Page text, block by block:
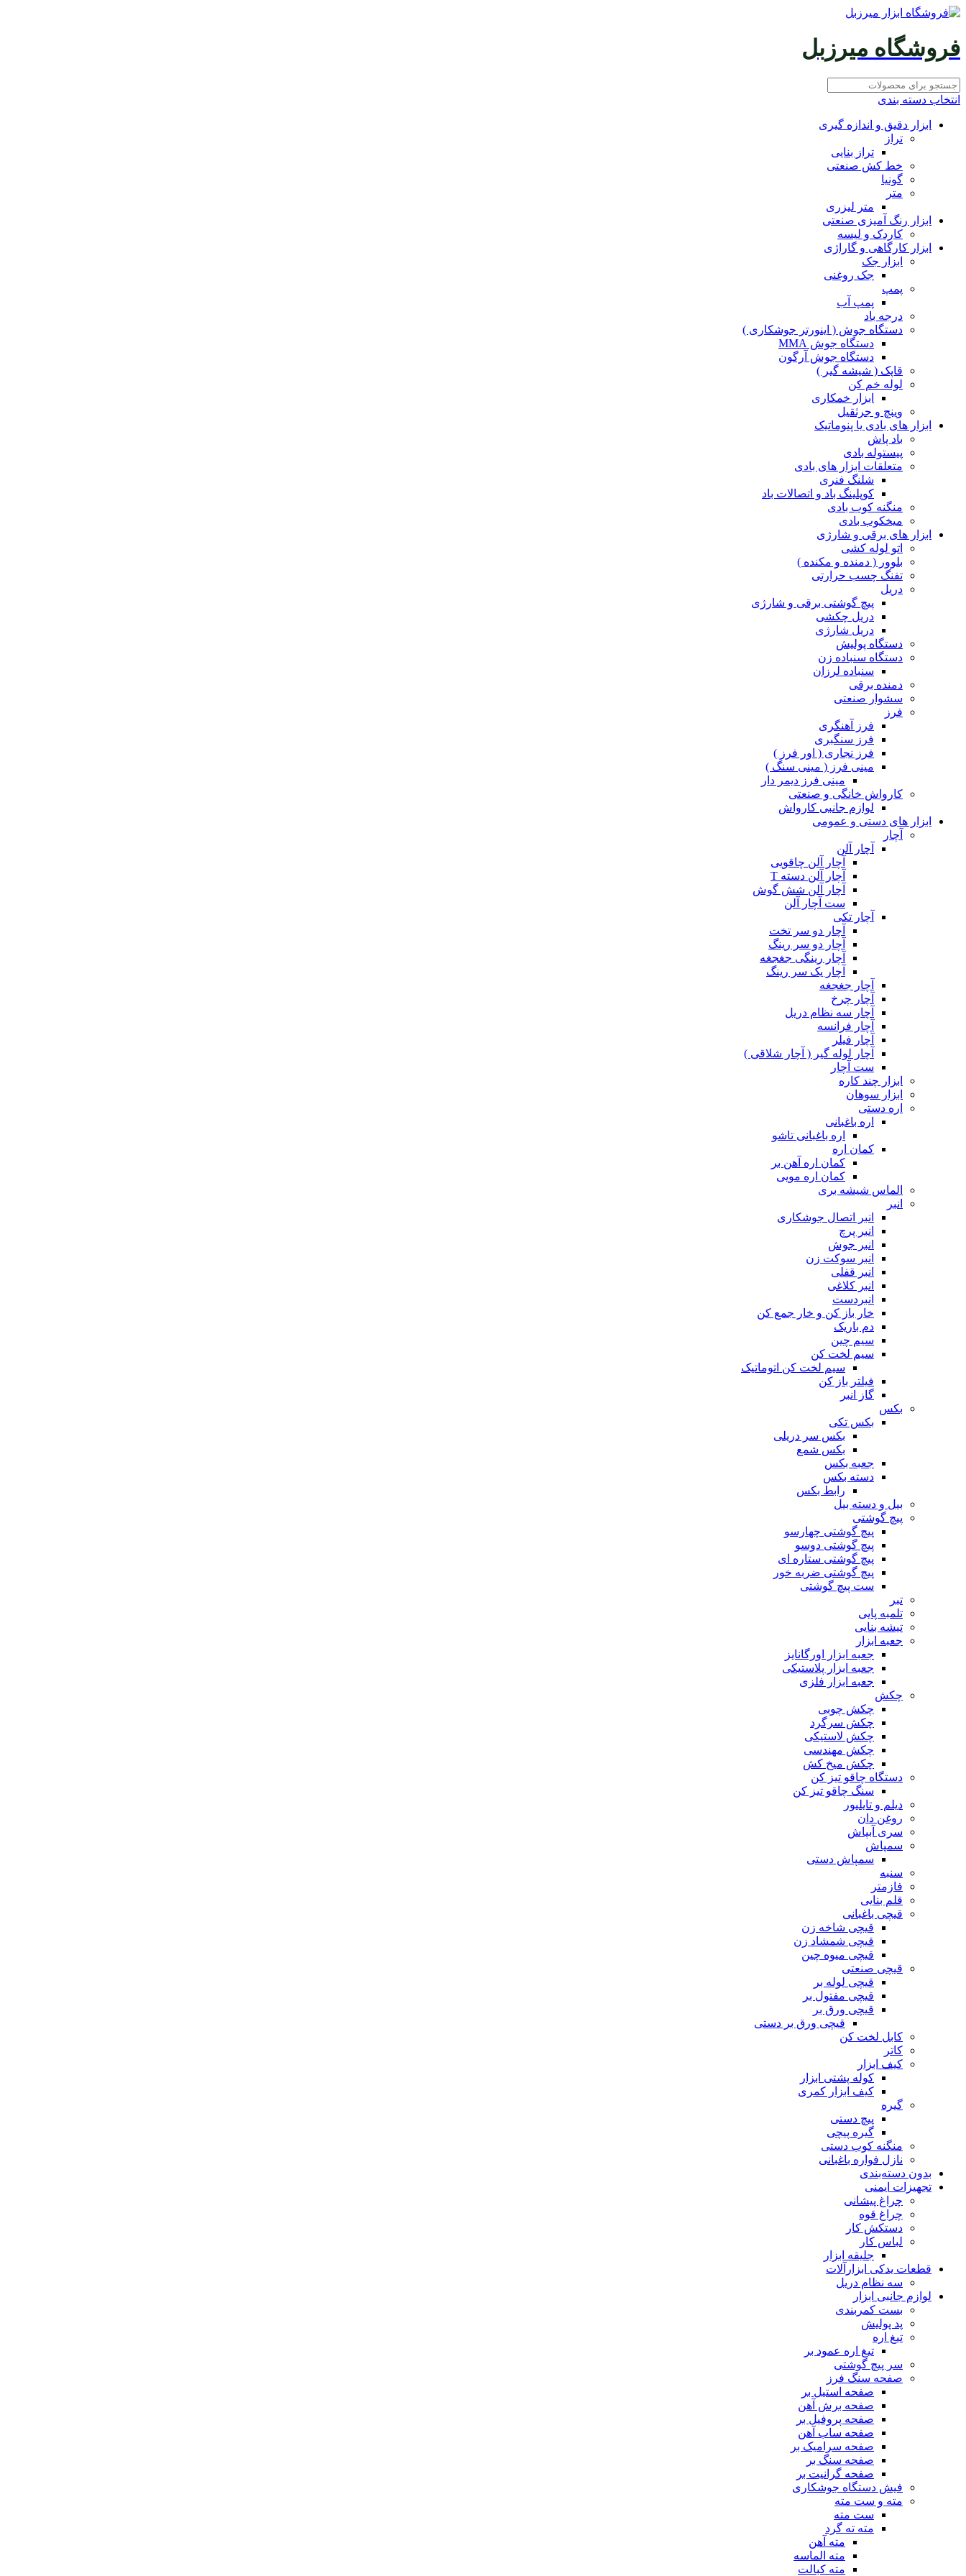
فروشگاه میرزبل
انتخاب دسته بندی
ابزار دقیق و اندازه گیری
تراز
تراز بنایی
خط کش صنعتی
گونیا
متر
متر لیزری
ابزار رنگ آمیزی صنعتی
کاردک و لیسه
ابزار کارگاهی و گاراژی
ابزار جک
جک روغنی
پمپ
پمپ آب
درجه باد
دستگاه جوش ( اینورتر جوشکاری )
دستگاه جوش MMA
دستگاه جوش آرگون
قاپک ( شیشه گیر )
لوله خم کن
ابزار خمکاری
وینچ و جرثقیل
ابزار های بادی یا پنوماتیک
باد پاش
پیستوله بادی
متعلقات ابزار های بادی
شلنگ فنری
کوپلینگ باد و اتصالات باد
منگنه کوب بادی
میخکوب بادی
ابزار های برقی و شارژی
اتو لوله کشی
بلوور ( دمنده و مکنده )
تفنگ چسب حرارتی
دریل
پیچ گوشتی برقی و شارژی
دریل چکشی
دریل شارژی
دستگاه پولیش
دستگاه سنباده زن
سنباده لرزان
دمنده برقی
سشوار صنعتی
فرز
فرز آهنگری
فرز سنگبری
فرز نجاری ( اور فرز )
مینی فرز ( مینی سنگ )
مینی فرز دیمر دار
کارواش خانگی و صنعتی
لوازم جانبی کارواش
ابزار های دستی و عمومی
آچار
آچار آلن
آچار آلن چاقویی
آچار آلن دسته T
آچار آلن شش گوش
ست آچار آلن
آچار تکی
آچار دو سر تخت
آچار دو سر رینگ
آچار رینگی جغجغه
آچار یک سر رینگ
آچار جغجغه
آچار چرخ
آچار سه نظام دریل
آچار فرانسه
آچار فیلر
آچار لوله گیر ( آچار شلاقی )
ست آچار
ابزار چند کاره
ابزار سوهان
اره دستی
اره باغبانی
اره باغبانی تاشو
کمان اره
کمان اره آهن بر
کمان اره مویی
الماس شیشه بری
انبر
انبر اتصال جوشکاری
انبر پرچ
انبر جوش
انبر سوکت زن
انبر قفلی
انبر کلاغی
انبردست
خار باز کن و خار جمع کن
دم باریک
سیم چین
سیم لخت کن
سیم لخت کن اتوماتیک
فیلتر باز کن
گاز انبر
بکس
بکس تکی
بکس سر دریلی
بکس شمع
جعبه بکس
دسته بکس
رابط بکس
بیل و دسته بیل
پیچ گوشتی
پیچ گوشتی چهارسو
پیچ گوشتی دوسو
پیچ گوشتی ستاره‌ ای
پیچ گوشتی ضربه خور
ست پیچ گوشتی
تبر
تلمبه پایی
تیشه بنایی
جعبه ابزار
جعبه ابزار اورگانایز
جعبه ابزار پلاستیکی
جعبه ابزار فلزی
چکش
چکش چوبی
چکش سرگرد
چکش لاستیکی
چکش مهندسی
چکش میخ کش
دستگاه چاقو تیز کن
سنگ چاقو تیز کن
دیلم و تایلیور
روغن دان
سری آبپاش
سمپاش
سمپاش دستی
سنبه
فازمتر
قلم بنایی
قیچی باغبانی
قیچی شاخه زن
قیچی شمشاد زن
قیچی میوه چین
قیچی صنعتی
قیچی لوله بر
قیچی مفتول بر
قیچی ورق بر
قیچی ورق بر دستی
کابل لخت کن
کاتر
کیف ابزار
کوله پشتی ابزار
کیف ابزار کمری
گیره
پیچ دستی
گیره پیچی
منگنه کوب دستی
نازل فواره باغبانی
بدون دسته‌بندی
تجهیزات ایمنی
چراغ پیشانی
چراغ قوه
دستکش کار
لباس کار
جلیقه ابزار
قطعات یدکی ابزارآلات
سه نظام دریل
لوازم جانبی ابزار
بست کمربندی
پد پولیش
تیغ اره
تیغ اره عمود بر
سر پیچ گوشتی
صفحه سنگ فرز
صفحه استیل بر
صفحه برش آهن
صفحه پروفیل بر
صفحه ساب آهن
صفحه سرامیک بر
صفحه سنگ بر
صفحه گرانیت بر
فیش دستگاه جوشکاری
مته و ست مته
ست مته
مته ته گرد
مته آهن
مته الماسه
مته کبالت